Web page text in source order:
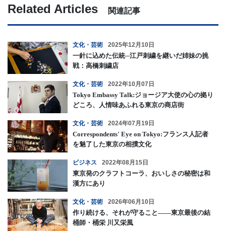
Related Articles 関連記事
文化・芸術 2025年12月10日
一針に込めた伝統─江戸刺繍を継いだ姉妹の挑
戦：高橋刺繍店
文化・芸術 2022年10月07日
Tokyo Embassy Talk:ジョージア大使の心の拠り
どころ、人情味あふれる東京の商店街
文化・芸術 2024年07月19日
Correspondents' Eye on Tokyo:フランス人記者
を魅了した東京の相撲文化
ビジネス 2022年08月15日
東京発のクラフトコーラ、おいしさの秘密は和
漢方にあり
文化・芸術 2026年06月10日
作り続ける、それが守ること——東京最後の結
桶師・桶栄 川又栄風